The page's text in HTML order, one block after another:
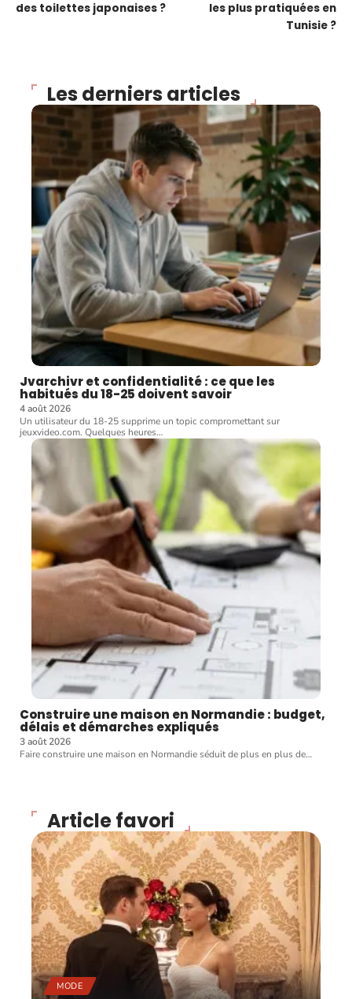
des toilettes japonaises ?
les plus pratiquées en
Tunisie ?
Les derniers articles
Jvarchivr et confidentialité : ce que les
habitués du 18-25 doivent savoir
4 août 2026
Un utilisateur du 18-25 supprime un topic compromettant sur
jeuxvideo.com. Quelques heures…
Construire une maison en Normandie : budget,
délais et démarches expliqués
3 août 2026
Faire construire une maison en Normandie séduit de plus en plus de…
Article favori
MODE